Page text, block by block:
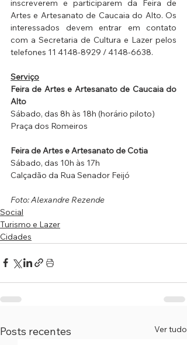
inscreverem e participarem da Feira de
Artes e Artesanato de Caucaia do Alto. Os
interessados devem entrar em contato
com a Secretaria de Cultura e Lazer pelos
telefones 11 4148-8929 / 4148-6638.
Serviço
Feira de Artes e Artesanato de Caucaia do
Alto
Sábado, das 8h às 18h (horário piloto)
Praça dos Romeiros
Feira de Artes e Artesanato de Cotia
Sábado, das 10h às 17h
Calçadão da Rua Senador Feijó
Foto: Alexandre Rezende
Social
Turismo e Lazer
Cidades
Posts recentes Ver tudo